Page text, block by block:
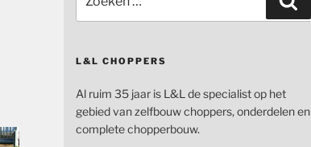
naar:
L&L CHOPPERS
Al ruim 35 jaar is L&L de specialist op het
gebied van zelfbouw choppers, onderdelen en
complete chopperbouw.